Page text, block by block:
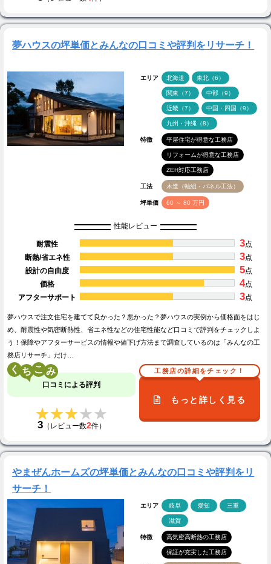
夢ハウスの坪単価とみんなの口コミや評判をリサーチ！
エリア 北海道 東北（6）
関東（7） 中部（9）
近畿（7） 中国・四国（9）
九州・沖縄（8）
特徴 平屋住宅が得意な工務店
リフォームが得意な工務店
ZEH対応工務店
工法 木造（軸組・パネル工法）
坪単価 60 ～ 80 万円
性能レビュー
耐震性 3点
断熱/省エネ性
3点
設計の自由度
5点
価格
4点
アフターサポート
3点
夢ハウスで注文住宅を建てて良かった？悪かった？夢ハウスの実例から価格面をはじ
め、耐震性や気密断熱性、省エネ性などの住宅性能など口コミで評判をチェックしよ
う！保障やアフターサービスの情報や値下げ方法まで調査しているのは「みんなの工
務店リサーチ」だけ…
く こ
口コミによる評判
★★★★★
★★★★★
3（レビュー数2件）
工務店の詳細をチェック！
もっと詳しく見る
やまぜんホームズの坪単価とみんなの口コミや評判をリ
サーチ！
エリア 岐阜 愛知 三重
滋賀
特徴 高気密高断熱の工務店
保証が充実した工務店